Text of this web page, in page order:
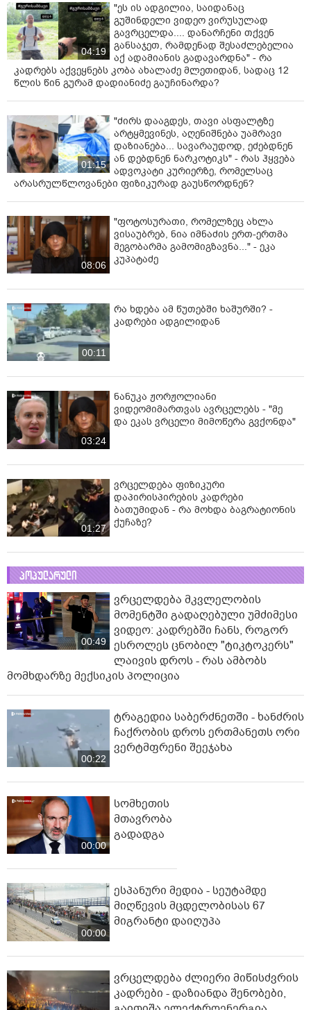
04:19
"ეს ის ადგილია, საიდანაც
გუშინდელი ვიდეო ვირუსულად
გავრცელდა.... დანარჩენი თქვენ
განსაჯეთ, რამდენად შესაძლებელია
აქ ადამიანის გადავარდნა" - რა
კადრებს აქვეყნებს კობა ახალაძე მლეთიდან, სადაც 12
წლის წინ გურამ დადიანიძე გაუჩინარდა?
01:15
"ძირს დააგდეს, თავი ასფალტზე
არტყმევინეს, აღენიშნება უამრავი
დაზიანება... სავარაუდოდ, ეძებდნენ
ან დებდნენ ნარკოტიკს" - რას ჰყვება
ადვოკატი კურიერზე, რომელსაც
არასრულწლოვანები ფიზიკურად გაუსწორდნენ?
08:06
"ფოტოსურათი, რომელზეც ახლა
ვისაუბრებ, ნია იმნაძის ერთ-ერთმა
მეგობარმა გამომიგზავნა..." - ეკა
კუპატაძე
00:11
რა ხდება ამ წუთებში ხაშურში? -
კადრები ადგილიდან
03:24
ნანუკა ჟორჟოლიანი
ვიდეომიმართვას ავრცელებს - "მე
და ეკას ვრცელი მიმოწერა გვქონდა"
01:27
ვრცელდება ფიზიკური
დაპირისპირების კადრები
ბათუმიდან - რა მოხდა ბაგრატიონის
ქუჩაზე?
პოპულარული
00:49
ვრცელდება მკვლელობის
მომენტში გადაღებული უმძიმესი
ვიდეო: კადრებში ჩანს, როგორ
ესროლეს ცნობილ "ტიკტოკერს"
ლაივის დროს - რას ამბობს
მომხდარზე მექსიკის პოლიცია
00:22
ტრაგედია საბერძნეთში - ხანძრის
ჩაქრობის დროს ერთმანეთს ორი
ვერტმფრენი შეეჯახა
00:00
სომხეთის
მთავრობა
გადადგა
00:00
ესპანური მედია - სეუტამდე
მიღწევის მცდელობისას 67
მიგრანტი დაიღუპა
ვრცელდება ძლიერი მიწისძვრის
კადრები - დაზიანდა შენობები,